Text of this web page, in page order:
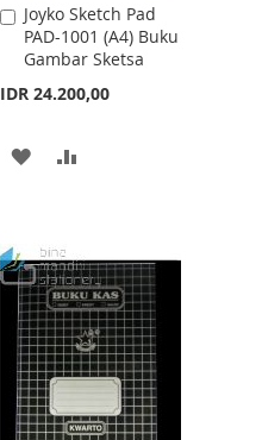
Joyko Sketch Pad
PAD-1001 (A4) Buku
Gambar Sketsa
IDR 24.200,00
Add
to
Cart
ADD
LIST